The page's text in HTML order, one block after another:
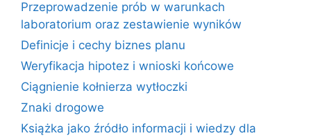
Przeprowadzenie prób w warunkach
laboratorium oraz zestawienie wyników
Definicje i cechy biznes planu
Weryfikacja hipotez i wnioski końcowe
Ciągnienie kołnierza wytłoczki
Znaki drogowe
Książka jako źródło informacji i wiedzy dla